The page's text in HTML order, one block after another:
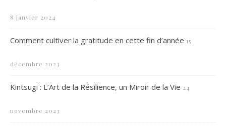
8 janvier 2024
Comment cultiver la gratitude en cette fin d’année 15
décembre 2023
Kintsugi : L’Art de la Résilience, un Miroir de la Vie 24
novembre 2023